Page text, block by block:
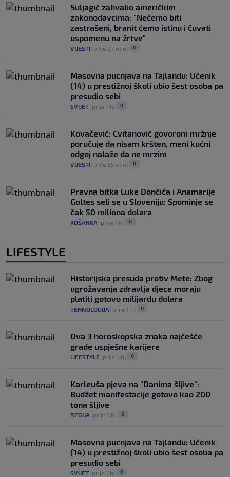
Suljagić zahvalio američkim
zakonodavcima: "Nećemo biti
zastrašeni, branit ćemo istinu i čuvati
uspomenu na žrtve"
VIJESTI prije 27 min 0
Masovna pucnjava na Tajlandu: Učenik
(14) u prestižnoj školi ubio šest osoba pa
presudio sebi
SVIJET prije 1 h 0
Kovačević: Cvitanović govorom mržnje
poručuje da nisam kršten, meni kućni
odgoj nalaže da ne mrzim
VIJESTI prije 35 min 0
Pravna bitka Luke Dončića i Anamarije
Goltes seli se u Sloveniju: Spominje se
čak 50 miliona dolara
KOŠARKA prije 1 h 0
LIFESTYLE
Historijska presuda protiv Mete: Zbog
ugrožavanja zdravlja djece moraju
platiti gotovo milijardu dolara
TEHNOLOGIJA prije 1 h 0
Ova 3 horoskopska znaka najčešće
grade uspješne karijere
LIFESTYLE prije 1 h 0
Karleuša pjeva na "Danima šljive":
Budžet manifestacije gotovo kao 200
tona šljive
REGIJA prije 1 h 0
Masovna pucnjava na Tajlandu: Učenik
(14) u prestižnoj školi ubio šest osoba pa
presudio sebi
SVIJET prije 1 h 0